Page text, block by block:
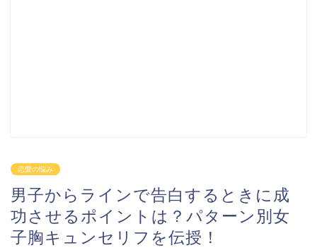
恋愛の悩み
男子からラインで告白するときに成
功させるポイントは？パターン別女
子胸キュンセリフを伝授！